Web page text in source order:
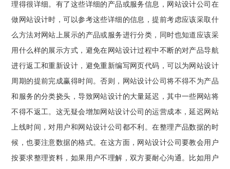
理得很详细。有了这些详细的产品或服务信息，网站设计公司在
做网站设计时，可以参考这些详细的信息，提前考虑应该采取什
么方法对网站上展示的产品或服务进行分类，同时也知道应该采
用什么样的展示方式，避免在网站设计过程中不断的对产品导航
进行返工和重新设计，避免重新编写网页代码，可以为网站设计
周期的提前完成赢得时间。否则，网站设计公司将不得不为产品
和服务的分类挠头，导致网站设计的大量延迟，其中一些网站将
不得不返工。这无疑会增加网站设计公司的运营成本，延迟网站
上线时间，对用户和网站设计公司都不利。在整理产品数据的时
候，也要注意数据的格式。在这方面，网站设计公司要教会用户
按要求整理资料，如果用户不理解，双方要耐心沟通。比如用户